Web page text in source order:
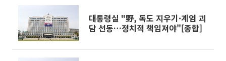
대통령실 "野, 독도 지우기·계엄 괴
담 선동…정치적 책임져야"[종합]